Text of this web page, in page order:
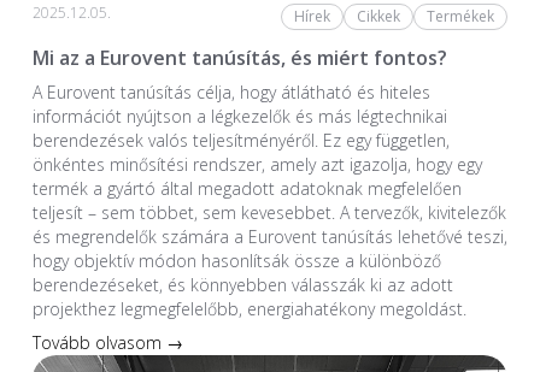
2025.12.05. Hírek Cikkek Termékek
Mi az a Eurovent tanúsítás, és miért fontos?
A Eurovent tanúsítás célja, hogy átlátható és hiteles
információt nyújtson a légkezelők és más légtechnikai
berendezések valós teljesítményéről. Ez egy független,
önkéntes minősítési rendszer, amely azt igazolja, hogy egy
termék a gyártó által megadott adatoknak megfelelően
teljesít – sem többet, sem kevesebbet. A tervezők, kivitelezők
és megrendelők számára a Eurovent tanúsítás lehetővé teszi,
hogy objektív módon hasonlítsák össze a különböző
berendezéseket, és könnyebben válasszák ki az adott
projekthez legmegfelelőbb, energiahatékony megoldást.
Tovább olvasom →